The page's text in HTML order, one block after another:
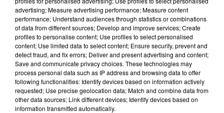
advertising; Measure advertising performance; Measure content
performance; Understand audiences through statistics or combinations
of data from different sources; Develop and improve services; Create
profiles to personalise content; Use profiles to select personalised
content; Use limited data to select content; Ensure security, prevent and
detect fraud, and fix errors; Deliver and present advertising and content;
Save and communicate privacy choices. These technologies may
process personal data such as IP address and browsing data to offer
following functionalities: Identify devices based on information actively
requested; Use precise geolocation data; Match and combine data from
other data sources; Link different devices; Identify devices based on
information transmitted automatically.